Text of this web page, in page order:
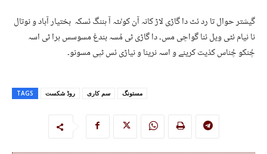
گیشتر حوال تا رد ئٹ دا گاڑی لاڑ کانہ آن کوٸٹہ آ ہننگ ئسکہ بختیار آباد و نوتال
نا نیام ئٹی ویل ئنا گواچی مس۔ دا گاڑی ٹی مُسہ بندغ مسوسس ہرا ٹی اسہ
چُنکو چُناس کذیت کرینے و اسہ نرینا و نیاڑی ئس ٹپی مسونو۔
TAGS روڈ شکست سم کاری مستونگ